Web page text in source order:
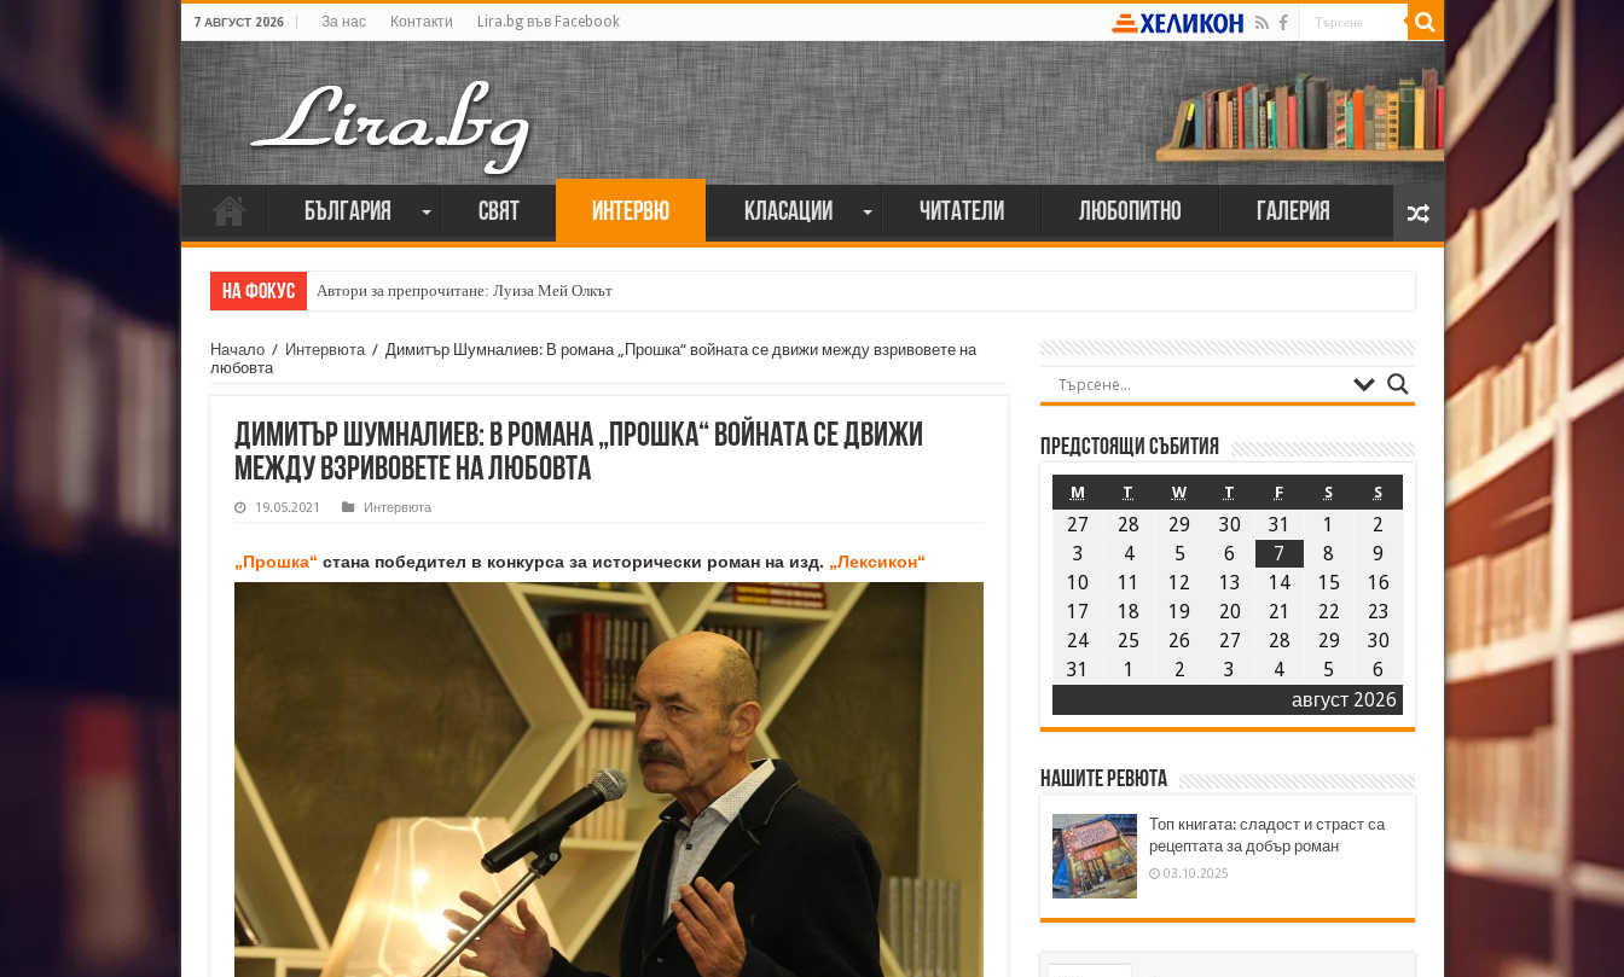
7 АВГУСТ 2026 За нас Контакти Lira.bg във Facebook
България Свят Интервю Класации Читатели Любопитно Галерия
На фокус Автори за препрочитане: Луиза Мей Олкът
Начало / Интервюта / Димитър Шумналиев: В романа „Прошка“ войната се движи между взривовете на
любовта
Димитър Шумналиев: В романа „Прошка“ войната се движи
между взривовете на любовта
19.05.2021 Интервюта
„Прошка“ стана победител в конкурса за исторически роман на изд. „Лексикон“
Предстоящи събития
август 2026
M T W T F S S
27 28 29 30 31 1
2
3
4 5 6 7 8
9
10
11 12 13 14 15
16
17
18 19 20 21 22
23
24
25 26 27 28 29
30
31
1 2 3 4 5 6
Нашите ревюта
Топ книгата: сладост и страст са
рецептата за добър роман
03.10.2025